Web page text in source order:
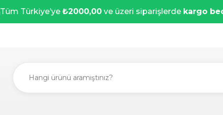
Tüm Türkiye’ye ₺2000,00 ve üzeri siparişlerde kargo